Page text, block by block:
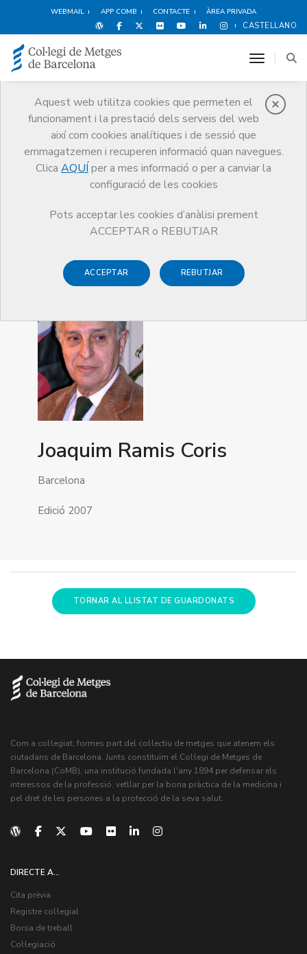
WEBMAIL APP COMB CONTACTE ÀREA PRIVADA
CASTELLANO
Aquest web utilitza cookies que permeten el
funcionament i la prestació dels serveis del web
així com cookies analítiques i de sessió que
emmagatzemen i recuperen informació quan navegues.
Clica AQUÍ per a mes informació o per a canviar la
configuració de les cookies
Pots acceptar les cookies d’anàlisi prement
ACCEPTAR o REBUTJAR
ACCEPTAR REBUTJAR
toggle
Premis
Premis Guardonat Edició 2007
Guardonat Edició 2007
Joaquim Ramis Coris
Barcelona
Edició 2007
TORNAR AL LLISTAT DE GUARDONATS
Com a col·legiat, formes part del col·lectiu de metges que atenem els
ciutadans de Barcelona. Junts constituïm el Col·legi de Metges de
Barcelona (CoMB), una institució fundada l'any 1894 per defensar els
interessos de la professió, vetllar per la bona pràctica de la medicina i
pel dret de les persones a la protecció de la seva salut.
DIRECTE A...
Cita prèvia
Registre col·legial
Borsa de treball
Col·legiació